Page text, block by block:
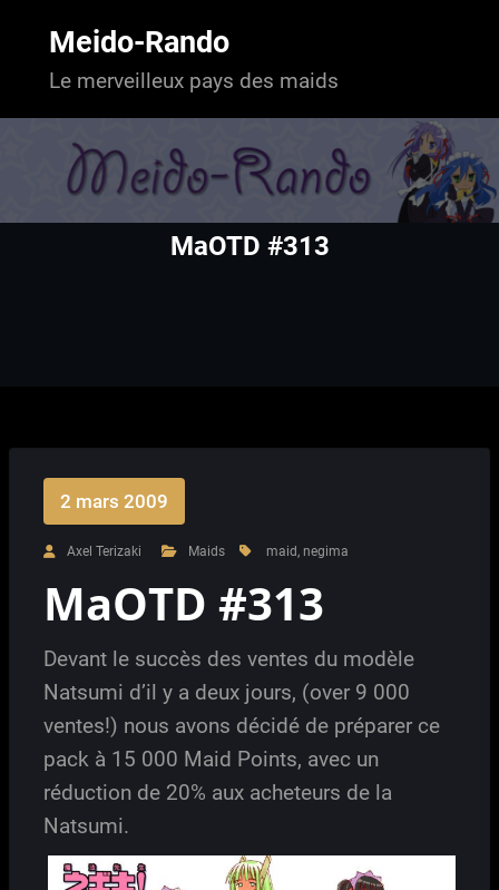
Meido-Rando
Le merveilleux pays des maids
MaOTD #313
2 mars 2009
Axel Terizaki Maids maid, negima
MaOTD #313
Devant le succès des ventes du modèle
Natsumi d’il y a deux jours, (over 9 000
ventes!) nous avons décidé de préparer ce
pack à 15 000 Maid Points, avec un
réduction de 20% aux acheteurs de la
Natsumi.